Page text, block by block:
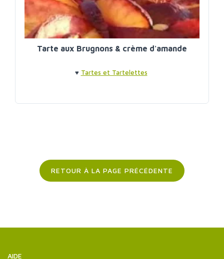
Tarte aux Brugnons & crème d'amande
♥ Tartes et Tartelettes
RETOUR À LA PAGE PRÉCÉDENTE
AIDE